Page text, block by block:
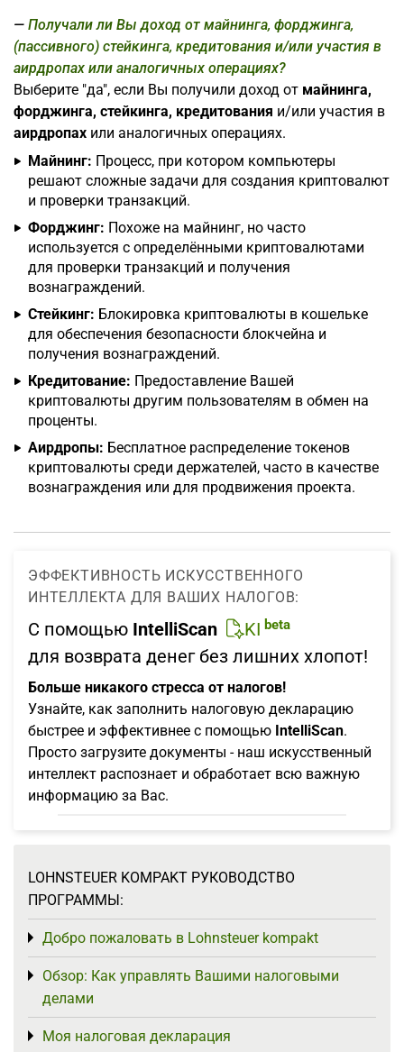
Получали ли Вы доход от майнинга, форджинга,
(пассивного) стейкинга, кредитования и/или участия в
аирдропах или аналогичных операциях?
Выберите "да", если Вы получили доход от майнинга,
форджинга, стейкинга, кредитования и/или участия в
аирдропах или аналогичных операциях.
Майнинг: Процесс, при котором компьютеры
решают сложные задачи для создания криптовалют
и проверки транзакций.
Форджинг: Похоже на майнинг, но часто
используется с определёнными криптовалютами
для проверки транзакций и получения
вознаграждений.
Стейкинг: Блокировка криптовалюты в кошельке
для обеспечения безопасности блокчейна и
получения вознаграждений.
Кредитование: Предоставление Вашей
криптовалюты другим пользователям в обмен на
проценты.
Аирдропы: Бесплатное распределение токенов
криптовалюты среди держателей, часто в качестве
вознаграждения или для продвижения проекта.
ЭФФЕКТИВНОСТЬ ИСКУССТВЕННОГО
ИНТЕЛЛЕКТА ДЛЯ ВАШИХ НАЛОГОВ:
С помощью IntelliScan KI beta
для возврата денег без лишних хлопот!
Больше никакого стресса от налогов!
Узнайте, как заполнить налоговую декларацию
быстрее и эффективнее с помощью IntelliScan.
Просто загрузите документы - наш искусственный
интеллект распознает и обработает всю важную
информацию за Вас.
LOHNSTEUER KOMPAKT РУКОВОДСТВО
ПРОГРАММЫ:
Добро пожаловать в Lohnsteuer kompakt
Toggle menu
Обзор: Как управлять Вашими налоговыми
делами
Toggle menu
Моя налоговая декларация
Toggle menu